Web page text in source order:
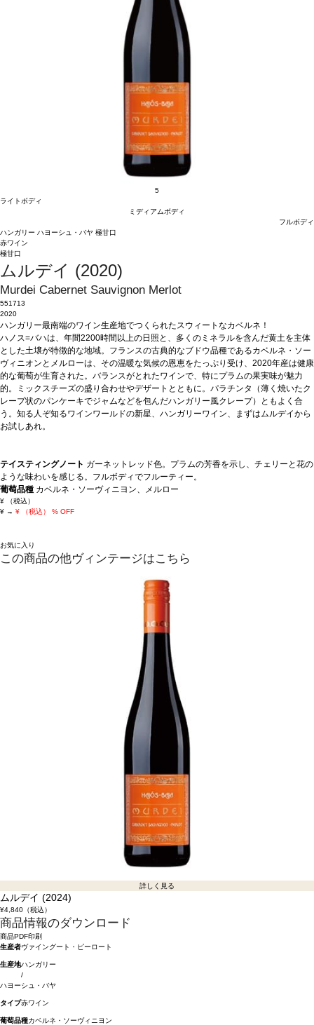
5
ライトボディ
ミディアムボディ
フルボディ
ハンガリー ハヨーシュ・バヤ 極甘口
赤ワイン
極甘口
ムルデイ (2020)
Murdei Cabernet Sauvignon Merlot
551713
2020
ハンガリー最南端のワイン生産地でつくられたスウィートなカベルネ！
ハノス=バハは、年間2200時間以上の日照と、多くのミネラルを含んだ黄土を主体
とした土壌が特徴的な地域。フランスの古典的なブドウ品種であるカベルネ・ソー
ヴィニオンとメルローは、その温暖な気候の恩恵をたっぷり受け、2020年産は健康
的な葡萄が生育された。バランスがとれたワインで、特にプラムの果実味が魅力
的。ミックスチーズの盛り合わせやデザートとともに。パラチンタ（薄く焼いたク
レープ状のパンケーキでジャムなどを包んだハンガリー風クレープ）ともよく合
う。知る人ぞ知るワインワールドの新星、ハンガリーワイン、まずはムルデイから
お試しあれ。
テイスティングノート ガーネットレッド色。プラムの芳香を示し、チェリーと花の
ような味わいを感じる。フルボディでフルーティー。
葡萄品種カベルネ・ソーヴィニヨン、メルロー
¥
（税込）
¥ → ¥ （税込） % OFF
お気に入り
この商品の他ヴィンテージはこちら
詳しく見る
ムルデイ (2024)
¥4,840（税込）
商品情報のダウンロード
商品PDF印刷
生産者ヴァイングート・ピーロート
生産地ハンガリー
/
ハヨーシュ・バヤ
タイプ赤ワイン
葡萄品種カベルネ・ソーヴィニヨン